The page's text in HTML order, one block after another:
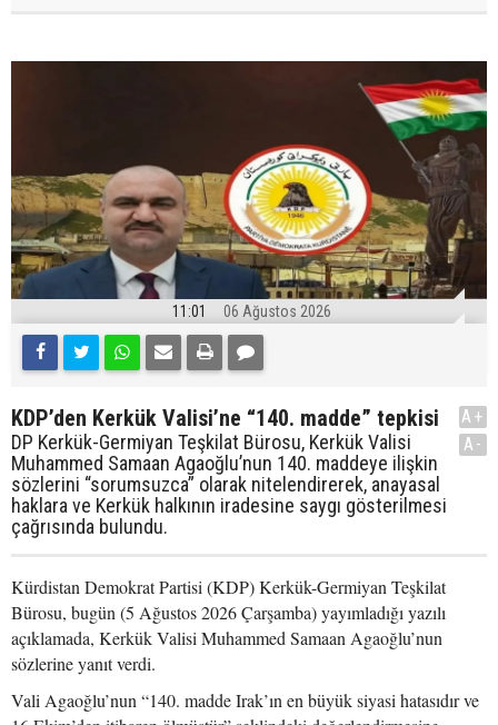
11:01 06 Ağustos 2026
KDP’den Kerkük Valisi’ne “140. madde” tepkisi
DP Kerkük-Germiyan Teşkilat Bürosu, Kerkük Valisi
Muhammed Samaan Agaoğlu’nun 140. maddeye ilişkin
sözlerini “sorumsuzca” olarak nitelendirerek, anayasal
haklara ve Kerkük halkının iradesine saygı gösterilmesi
çağrısında bulundu.
A+
A-
Kürdistan Demokrat Partisi (KDP) Kerkük-Germiyan Teşkilat
Bürosu, bugün (5 Ağustos 2026 Çarşamba) yayımladığı yazılı
açıklamada, Kerkük Valisi Muhammed Samaan Agaoğlu’nun
sözlerine yanıt verdi.
Vali Agaoğlu’nun “140. madde Irak’ın en büyük siyasi hatasıdır ve